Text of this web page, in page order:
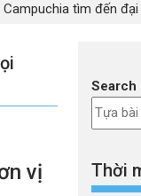
tìm đến
vị
Search
Thời